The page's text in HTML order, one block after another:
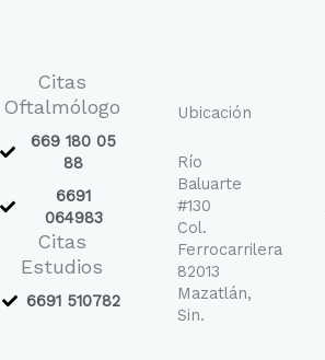
Citas
Oftalmólogo
669 180 05
88
6691
064983
Citas
Estudios
6691 510782
Ubicación
Río
Baluarte
#130
Col.
Ferrocarrilera
82013
Mazatlán,
Sin.